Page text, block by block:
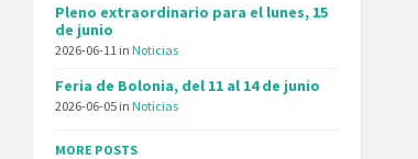
Pleno extraordinario para el lunes, 15
de junio
2026-06-11 in Noticias
Feria de Bolonia, del 11 al 14 de junio
2026-06-05 in Noticias
MORE POSTS